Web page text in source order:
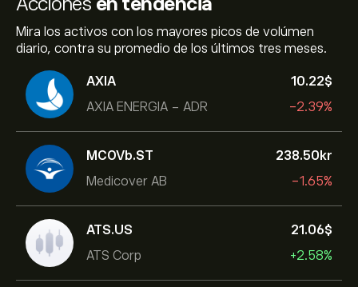
Mira los activos con los mayores picos de volúmen
diario, contra su promedio de los últimos tres meses.
AXIA
AXIA ENERGIA - ADR
10.22‎$‎
-2.39%
MCOVb.ST
Medicover AB
238.50‎kr‎
-1.65%
ATS.US
ATS Corp
21.06‎$‎
+2.58%